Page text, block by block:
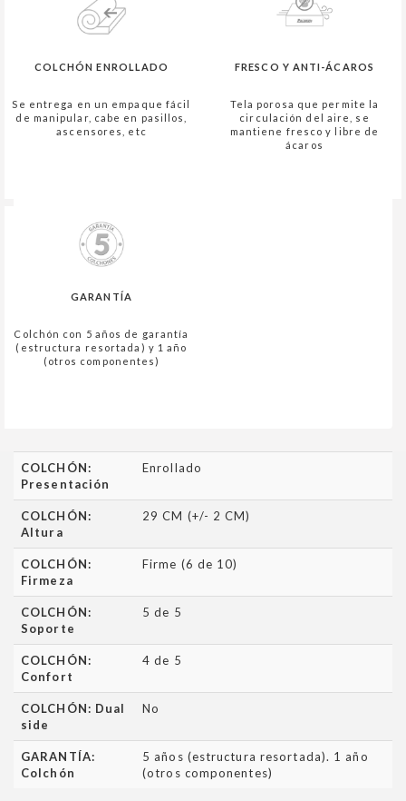
COLCHÓN ENROLLADO
Se entrega en un empaque fácil
de manipular, cabe en pasillos,
ascensores, etc
FRESCO Y ANTI-ÁCAROS
Tela porosa que permite la
circulación del aire, se
mantiene fresco y libre de
ácaros
GARANTÍA
Colchón con 5 años de garantía
(estructura resortada) y 1 año
(otros componentes)
COLCHÓN:
Presentación
Enrollado
COLCHÓN:
Altura
29 CM (+/- 2 CM)
COLCHÓN:
Firmeza
Firme (6 de 10)
COLCHÓN:
Soporte
5 de 5
COLCHÓN:
Confort
4 de 5
COLCHÓN: Dual
side
No
GARANTÍA:
Colchón
5 años (estructura resortada). 1 año
(otros componentes)